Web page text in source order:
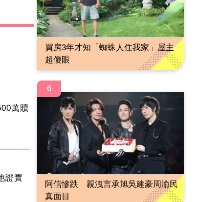
萬贖
證實
買房3年才知「蜘蛛人住我家」屋主
超傻眼
6
阿信慘跌 親洩言承旭吳建豪周渝民
真面目